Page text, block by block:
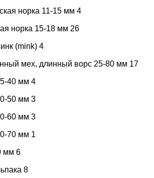
норка 11-15 мм 4
норка 15-18 мм 26
(mink) 4
мех, длинный ворс 25-80 мм 17
40 мм 4
50 мм 3
60 мм 3
70 мм 1
мм 6
8